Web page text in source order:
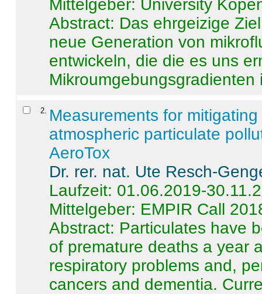
Mittelgeber: University
Abstract: Das ehrgeizige
neue Generation von
entwickeln, die die es uns
Mikroumgebungsgradienten
2
Measurements for
atmospheric particulate
AeroTox
Dr. rer. nat. Ute Resch-
Laufzeit: 01.06.2019-
Mittelgeber: EMPIR Call
Abstract: Particulates have
of premature deaths a year
respiratory problems and,
cancers and dementia.